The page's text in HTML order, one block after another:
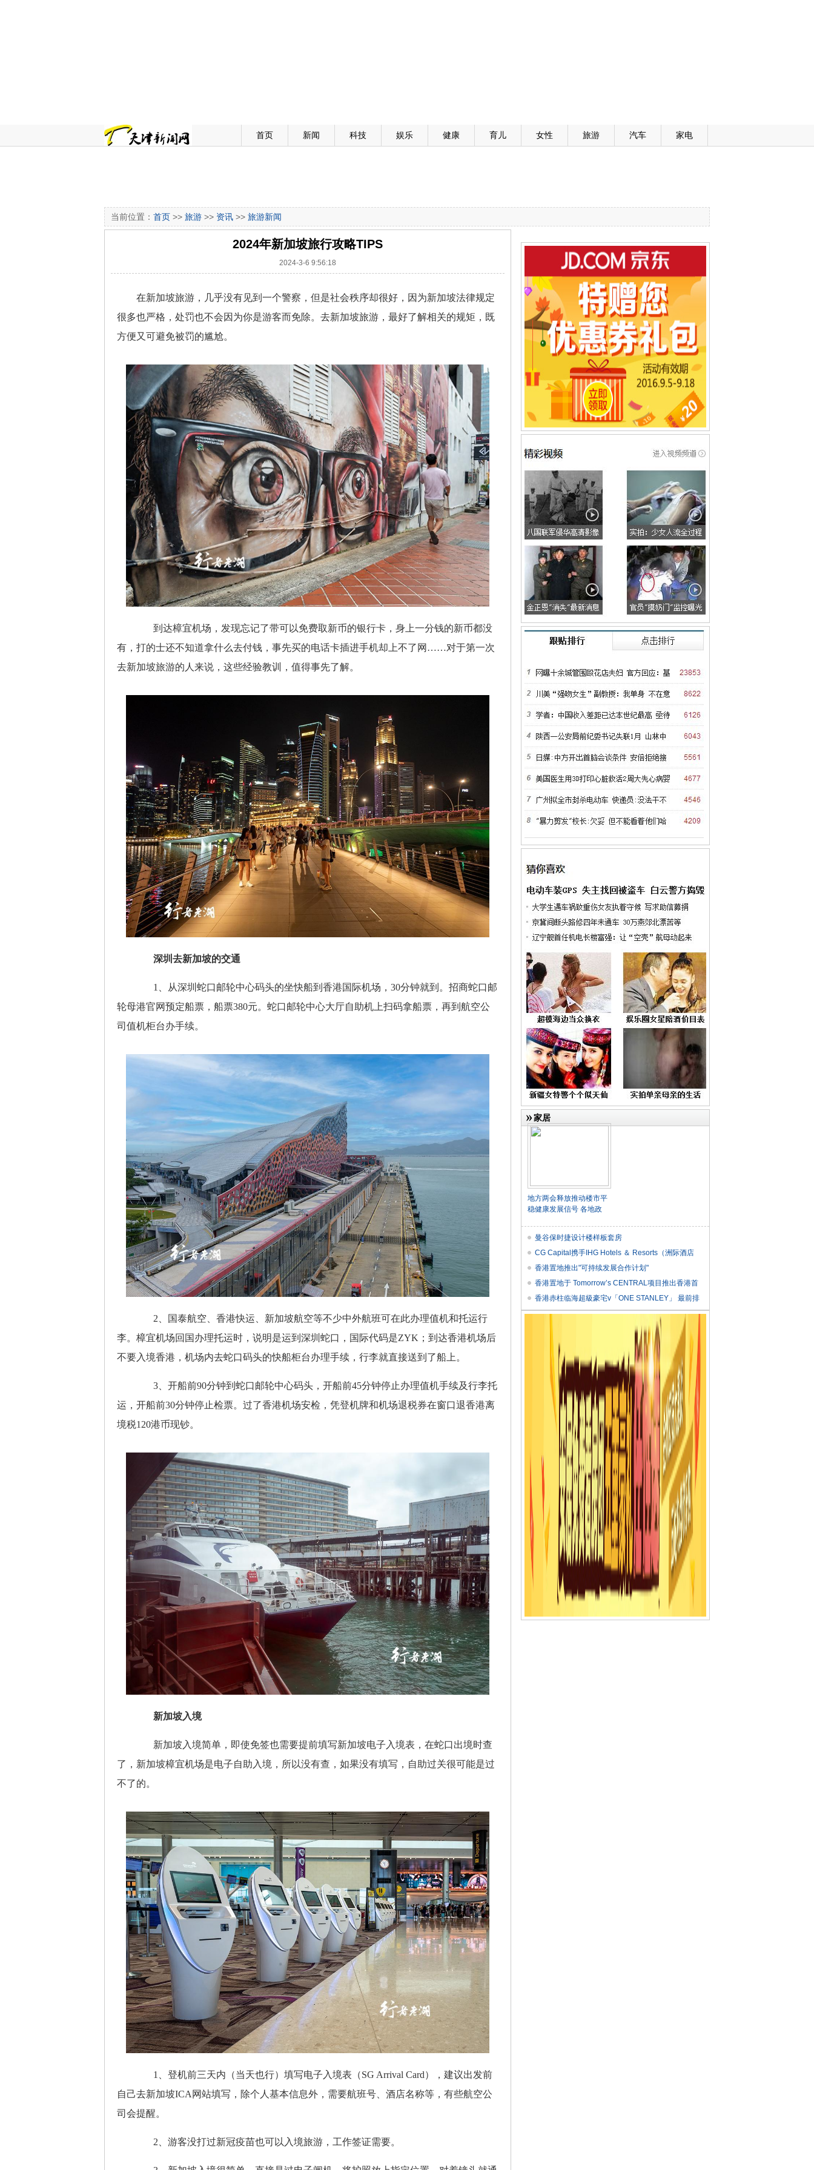
首页 新闻 科技 娱乐 健康 育儿 女性 旅游 汽车 家电
当前位置： 首页 >> 旅游 >> 资讯 >> 旅游新闻
2024年新加坡旅行攻略TIPS
2024-3-6 9:56:18
在新加坡旅游，几乎没有见到一个警察，但是社会秩序却很好，因为新加坡法律规定
很多也严格，处罚也不会因为你是游客而免除。去新加坡旅游，最好了解相关的规矩，既
方便又可避免被罚的尴尬。
到达樟宜机场，发现忘记了带可以免费取新币的银行卡，身上一分钱的新币都没
有，打的士还不知道拿什么去付钱，事先买的电话卡插进手机却上不了网……对于第一次
去新加坡旅游的人来说，这些经验教训，值得事先了解。
深圳去新加坡的交通
1、从深圳蛇口邮轮中心码头的坐快船到香港国际机场，30分钟就到。招商蛇口邮
轮母港官网预定船票，船票380元。蛇口邮轮中心大厅自助机上扫码拿船票，再到航空公
司值机柜台办手续。
2、国泰航空、香港快运、新加坡航空等不少中外航班可在此办理值机和托运行
李。樟宜机场回国办理托运时，说明是运到深圳蛇口，国际代码是ZYK；到达香港机场后
不要入境香港，机场内去蛇口码头的快船柜台办理手续，行李就直接送到了船上。
3、开船前90分钟到蛇口邮轮中心码头，开船前45分钟停止办理值机手续及行李托
运，开船前30分钟停止检票。过了香港机场安检，凭登机牌和机场退税券在窗口退香港离
境税120港币现钞。
新加坡入境
新加坡入境简单，即使免签也需要提前填写新加坡电子入境表，在蛇口出境时查
了，新加坡樟宜机场是电子自助入境，所以没有查，如果没有填写，自助过关很可能是过
不了的。
1、登机前三天内（当天也行）填写电子入境表（SG Arrival Card），建议出发前
自己去新加坡ICA网站填写，除个人基本信息外，需要航班号、酒店名称等，有些航空公
司会提醒。
2、游客没打过新冠疫苗也可以入境旅游，工作签证需要。
家居
地方两会释放推动楼市平
稳健康发展信号 各地政
曼谷保时捷设计楼样板套房
CG Capital携手IHG Hotels ＆ Resorts（洲际酒店
香港置地推出"可持续发展合作计划"
香港置地于 Tomorrow’s CENTRAL项目推出香港首
个 香港赤柱临海超級豪宅v「ONE STANLEY」 最前排
★